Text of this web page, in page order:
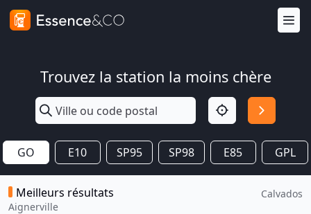
Trouvez la station la moins chère
GO E10 SP95 SP98 E85 GPL
Meilleurs résultats
Aignerville
Calvados